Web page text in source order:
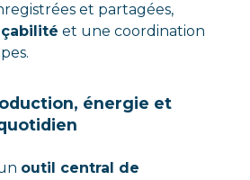
et partagées,
et une coordination
énergie et
outil central de